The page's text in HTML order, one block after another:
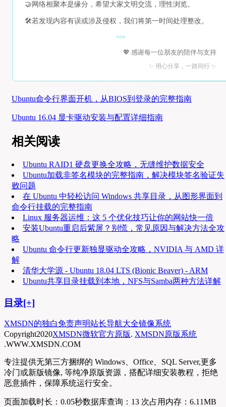
🤝 网络相聚本是缘分，希望大家文明交流，理性浏览。
🛠️若发现内容有误或涉及侵权，我们将第一时间处理整改。
💖 感谢每一位朋友的陪伴与支持
✨ 用心分享，一路同行 ✨
Ubuntu命令行界面开机，从BIOS到登录的完整指南
Ubuntu 16.04 显卡驱动安装与配置详细指南
相关阅读
Ubuntu RAID1 硬盘更换全攻略，无缝维护数据安全
Ubuntu加载非签名模块的完整指南，解决模块签名验证失
败问题
在 Ubuntu 中轻松访问 Windows 共享目录，从图形界面到
命令行挂载的完整指南
Linux 服务器运维：这 5 个优化技巧让你的网站快一倍
安装Ubuntu重启后紫屏？别慌，常见原因与解决方法全攻
略
Ubuntu 命令行更新独显驱动全攻略，NVIDIA 与 AMD 详
解
清华大学源 - Ubuntu 18.04 LTS (Bionic Beaver) - ARM
Ubuntu共享目录挂载到本地，NFS与Samba两种方法详解
目录[+]
XMSDN的独白免责声明站长导航大全镜像系统
Copyright2020XMSDN微软官方原版. XMSDN原版系统
.WWW.XMSDN.COM
专注提供无第三方捆绑的 Windows、Office、SQL Server,更多
冷门或新版镜像, 等纯净原版资源，搭配详细安装教程，拒绝
恶意插件，保障系统运行安全。
页面加载时长：0.05秒数据库查询：13 次占用内存：6.11MB